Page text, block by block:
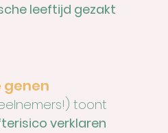
leeftijd gezakt
genen
toont
verklaren